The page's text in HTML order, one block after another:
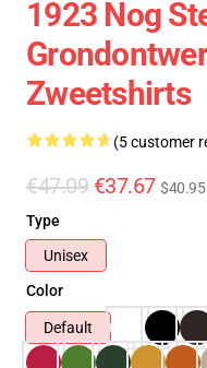
1923 Nog
Zweetshirts
(5 customer
€47.09 €37.67 $40.95
Type
Unisex
Color
Default